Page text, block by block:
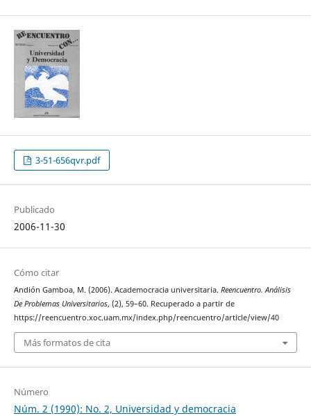
3-51-656qvr.pdf
Publicado
2006-11-30
Cómo citar
Andión Gamboa, M. (2006). Academocracia universitaria. Reencuentro. Análisis
De Problemas Universitarios, (2), 59–60. Recuperado a partir de
https://reencuentro.xoc.uam.mx/index.php/reencuentro/article/view/40
Más formatos de cita
Número
Núm. 2 (1990): No. 2, Universidad y democracia